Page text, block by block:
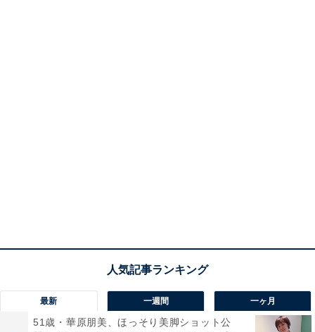
最新 一週間 一ヶ月
51歳・華原朋美、ほっそり美脚ショット公